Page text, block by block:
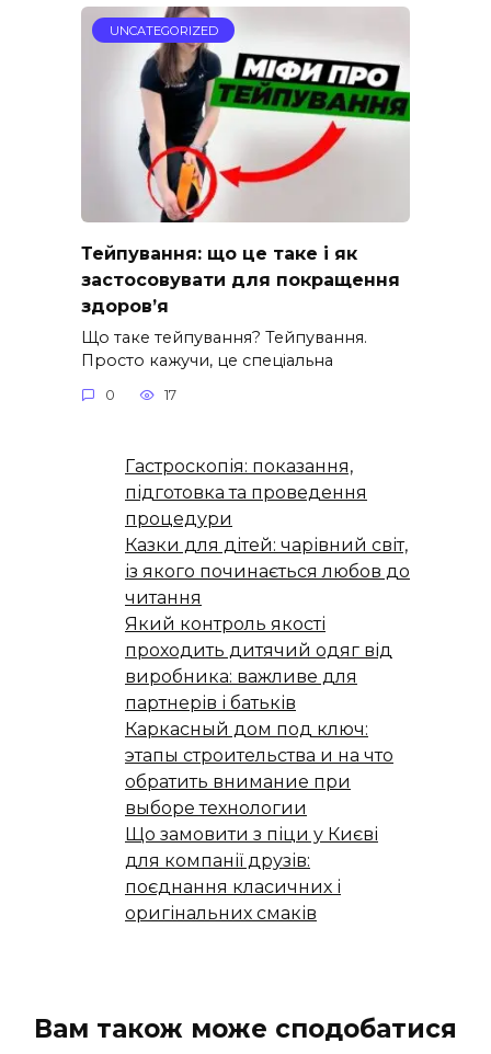
UNCATEGORIZED
Тейпування: що це таке і як
застосовувати для покращення
здоров’я
Що таке тейпування? Тейпування.
Просто кажучи, це спеціальна
0 17
Гастроскопія: показання,
підготовка та проведення
процедури
Казки для дітей: чарівний світ,
із якого починається любов до
читання
Який контроль якості
проходить дитячий одяг від
виробника: важливе для
партнерів і батьків
Каркасный дом под ключ:
этапы строительства и на что
обратить внимание при
выборе технологии
Що замовити з піци у Києві
для компанії друзів:
поєднання класичних і
оригінальних смаків
Вам також може сподобатися